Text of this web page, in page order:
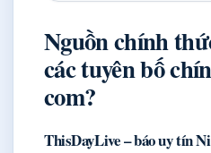
Nguồn chính
các tuyên bố
com?
ThisDayLive – báo uy tín